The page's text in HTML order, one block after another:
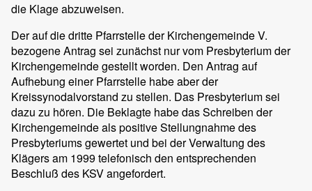
die Klage abzuweisen.
Der auf die dritte Pfarrstelle der Kirchengemeinde V.
bezogene Antrag sei zunächst nur vom Presbyterium der
Kirchengemeinde gestellt worden. Den Antrag auf
Aufhebung einer Pfarrstelle habe aber der
Kreissynodalvorstand zu stellen. Das Presbyterium sei
dazu zu hören. Die Beklagte habe das Schreiben der
Kirchengemeinde als positive Stellungnahme des
Presbyteriums gewertet und bei der Verwaltung des
Klägers am 1999 telefonisch den entsprechenden
Beschluß des KSV angefordert.